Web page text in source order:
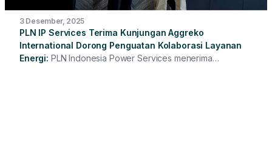
3 Desember, 2025
PLN IP Services Terima Kunjungan Aggreko
International Dorong Penguatan Kolaborasi Layanan
Energi PLN Indonesia Power Services menerima